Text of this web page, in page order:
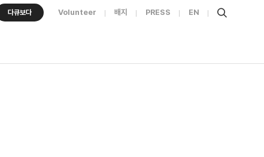
다큐보다 Volunteer 배지 PRESS EN